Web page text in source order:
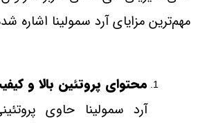
مهم‌ترین مزایای آرد سمولینا اشاره
محتوای پروتئین بالا و